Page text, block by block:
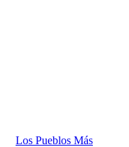
Los Pueblos Más